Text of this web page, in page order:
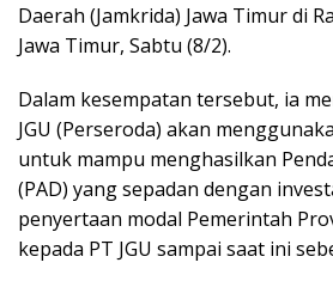
Daerah (Jamkrida) Jawa Timur di
Jawa Timur, Sabtu (8/2).
Dalam kesempatan tersebut, ia
JGU (Perseroda) akan
untuk mampu menghasilkan
(PAD) yang sepadan dengan
penyertaan modal Pemerintah
kepada PT JGU sampai saat ini